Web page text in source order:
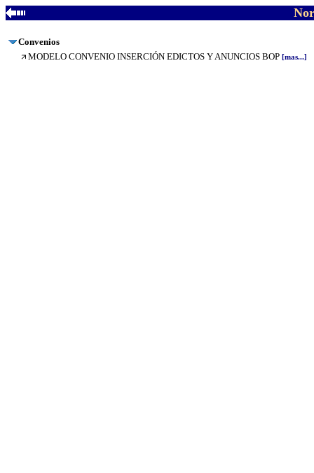
Convenios
MODELO CONVENIO INSERCIÓN EDICTOS Y ANUNCIOS BOP [mas...]